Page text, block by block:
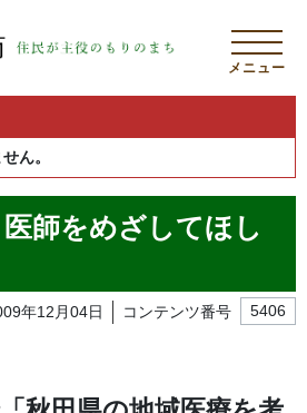
メニュー
ん。
師をめざしてほし
年12月04日 コンテンツ番号 5406